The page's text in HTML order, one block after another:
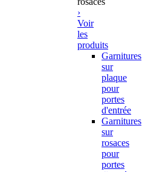
›
Voir
les
produits
Garnitures
sur
plaque
pour
portes
d'entrée
Garnitures
sur
rosaces
pour
portes